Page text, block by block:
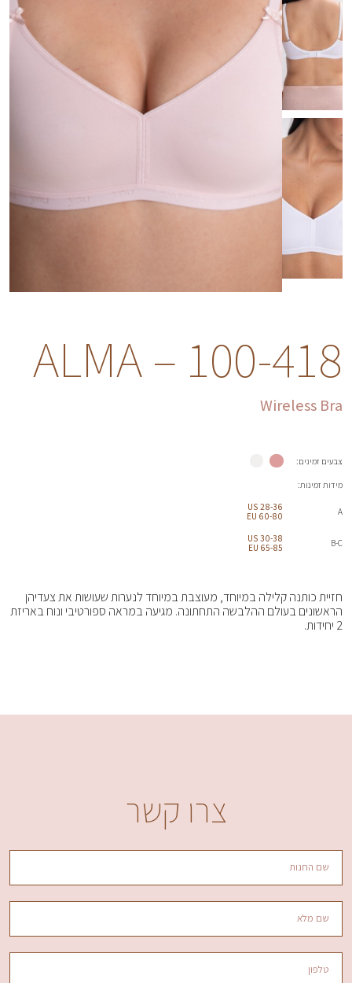
ALMA – 100-418
Wireless Bra
צבעים זמינים:
מידות זמינות:
A
28-36 US
60-80 EU
B-C
30-38 US
65-85 EU
חזיית כותנה קלילה במיוחד, מעוצבת במיוחד לנערות שעושות את צעדיהן
הראשונים בעולם ההלבשה התחתונה. מגיעה במראה ספורטיבי ונוח באריזת
2 יחידות.
צרו קשר